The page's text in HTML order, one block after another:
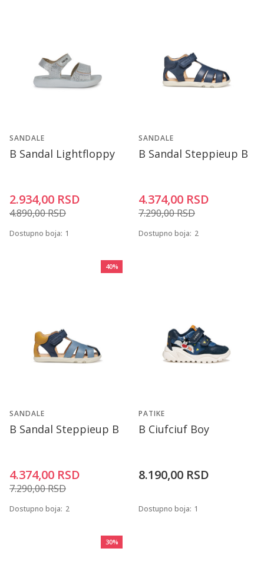
SANDALE
B Sandal Lightfloppy
2.934,00 RSD
4.890,00RSD
Dostupno boja: 1
SANDALE
B Sandal Steppieup B
4.374,00 RSD
7.290,00RSD
Dostupno boja: 2
40%
SANDALE
B Sandal Steppieup B
4.374,00 RSD
7.290,00RSD
Dostupno boja: 2
PATIKE
B Ciufciuf Boy
8.190,00 RSD
Dostupno boja: 1
30%